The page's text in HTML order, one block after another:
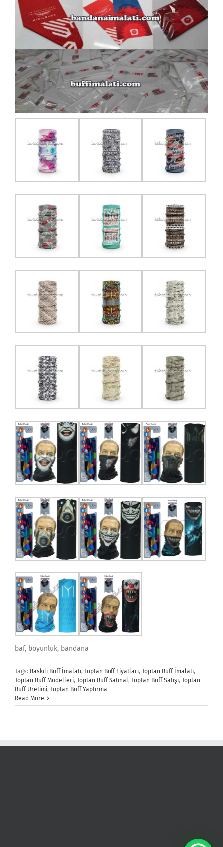
baf, boyunluk, bandana
Tags: Baskılı Buff İmalatı, Toptan Buff Fiyatları, Toptan Buff İmalatı,
Toptan Buff Modelleri, Toptan Buff Satınal, Toptan Buff Satışı, Toptan
Buff Üretimi, Toptan Buff Yaptırma
Read More